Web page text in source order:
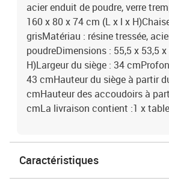
acier enduit de poudre, verre
160 x 80 x 74 cm (L x l x
grisMatériau : résine tressée,
poudreDimensions : 55,5 x 53,5
H)Largeur du siège : 34
43 cmHauteur du siège à partir
cmHauteur des accoudoirs à
cmLa livraison contient :1 x
Caractéristiques